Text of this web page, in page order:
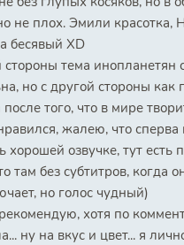
не плох. Эмили красотка,
бесявый XD
тема инопланетян
но с другой стороны как
после того, что в мире
жалею, что сперва
хорошей озвучке, тут есть
там без субтитров, когда
но голос чудный)
хотя по
ну на вкус и цвет... я